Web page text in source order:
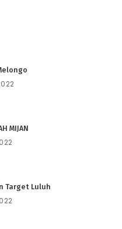
MIJAN
Target Luluh